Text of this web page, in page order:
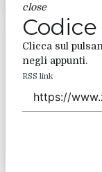
close
Codice
Clicca sul
negli appunti.
RSS link